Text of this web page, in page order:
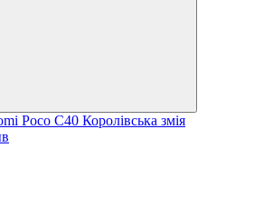
Poco C40 Королівська змія